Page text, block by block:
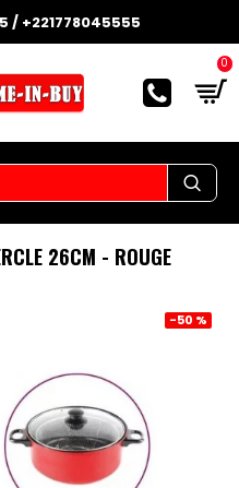
/ +221778045555
0
26CM - ROUGE
-50 %